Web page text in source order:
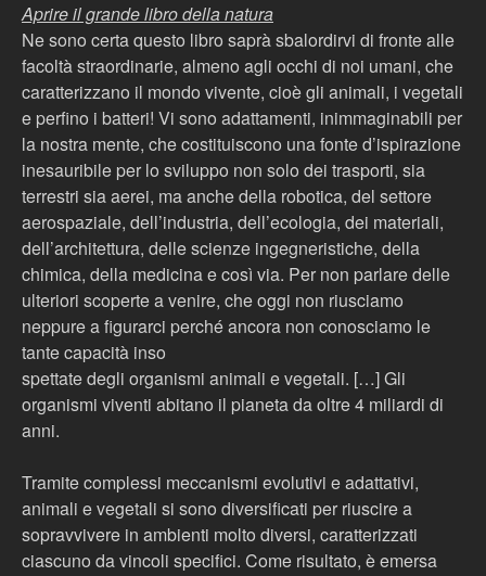
Aprire il grande libro della natura
Ne sono certa questo libro saprà sbalordirvi di fronte alle
facoltà straordinarie, almeno agli occhi di noi umani, che
caratterizzano il mondo vivente, cioè gli animali, i vegetali
e perfino i batteri! Vi sono adattamenti, inimmaginabili per
la nostra mente, che costituiscono una fonte d’ispirazione
inesauribile per lo sviluppo non solo dei trasporti, sia
terrestri sia aerei, ma anche della robotica, del settore
aerospaziale, dell’industria, dell’ecologia, dei materiali,
dell’architettura, delle scienze ingegneristiche, della
chimica, della medicina e così via. Per non parlare delle
ulteriori scoperte a venire, che oggi non riusciamo
neppure a figurarci perché ancora non conosciamo le
tante capacità inso
spettate degli organismi animali e vegetali. […] Gli
organismi viventi abitano il pianeta da oltre 4 miliardi di
anni.
Tramite complessi meccanismi evolutivi e adattativi,
animali e vegetali si sono diversificati per riuscire a
sopravvivere in ambienti molto diversi, caratterizzati
ciascuno da vincoli specifici. Come risultato, è emersa